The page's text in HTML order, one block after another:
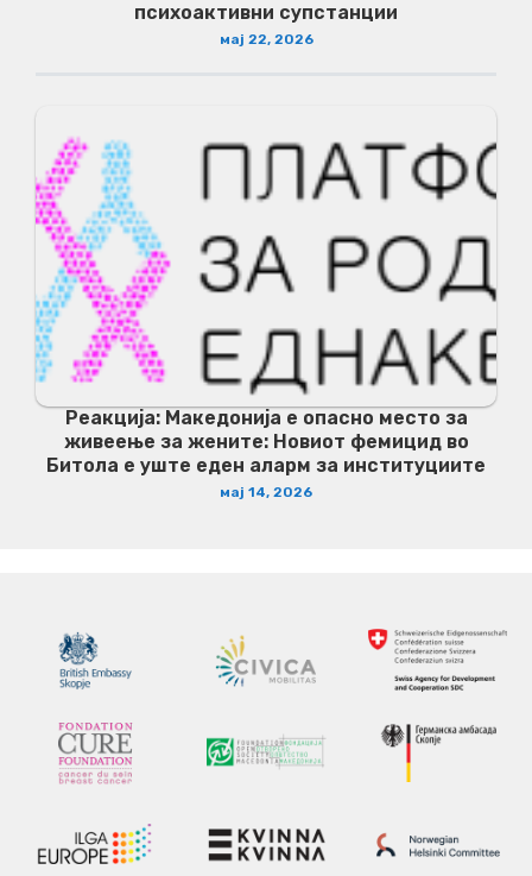
психоактивни супстанции
мај 22, 2026
Реакција: Македонија е опасно место за
живеење за жените: Новиот фемицид во
Битола е уште еден аларм за институциите
мај 14, 2026